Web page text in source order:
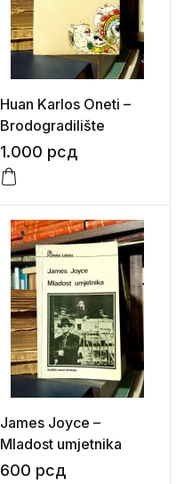
Huan Karlos Oneti –
Brodogradilište
1.000 рсд
James Joyce –
Mladost umjetnika
600 рсд